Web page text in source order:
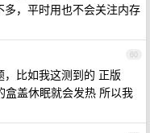
，平时用也不会关注内存
60
比如我这测到的 正版
盖休眠就会发热 所以我